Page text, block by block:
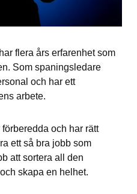
flera års erfarenhet som
Som spaningsledare
och har ett
arbete.
och har rätt
ett så bra jobb som
att sortera all den
skapa en helhet.